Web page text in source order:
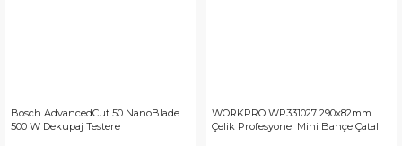
Bosch AdvancedCut 50 NanoBlade
500 W Dekupaj Testere
WORKPRO WP331027 290x82mm
Çelik Profesyonel Mini Bahçe Çatalı